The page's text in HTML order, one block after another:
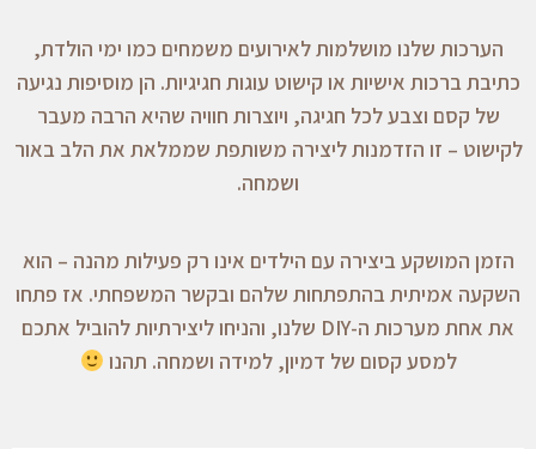
הערכות שלנו מושלמות לאירועים משמחים כמו ימי הולדת,
כתיבת ברכות אישיות או קישוט עוגות חגיגיות. הן מוסיפות נגיעה
של קסם וצבע לכל חגיגה, ויוצרות חוויה שהיא הרבה מעבר
לקישוט – זו הזדמנות ליצירה משותפת שממלאת את הלב באור
ושמחה.
הזמן המושקע ביצירה עם הילדים אינו רק פעילות מהנה – הוא
השקעה אמיתית בהתפתחות שלהם ובקשר המשפחתי. אז פתחו
את אחת מערכות ה-DIY שלנו, והניחו ליצירתיות להוביל אתכם
למסע קסום של דמיון, למידה ושמחה. תהנו